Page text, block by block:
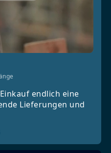
endlich eine
Lieferungen und